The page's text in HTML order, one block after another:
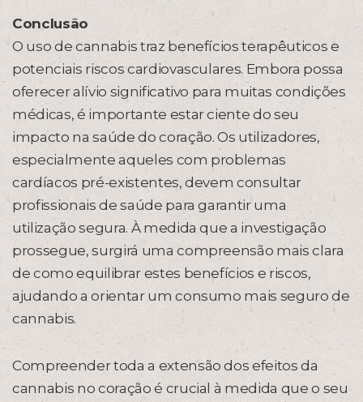
Conclusão
O uso de cannabis traz benefícios terapêuticos e
potenciais riscos cardiovasculares. Embora possa
oferecer alívio significativo para muitas condições
médicas, é importante estar ciente do seu
impacto na saúde do coração. Os utilizadores,
especialmente aqueles com problemas
cardíacos pré-existentes, devem consultar
profissionais de saúde para garantir uma
utilização segura. À medida que a investigação
prossegue, surgirá uma compreensão mais clara
de como equilibrar estes benefícios e riscos,
ajudando a orientar um consumo mais seguro de
cannabis.
Compreender toda a extensão dos efeitos da
cannabis no coração é crucial à medida que o seu